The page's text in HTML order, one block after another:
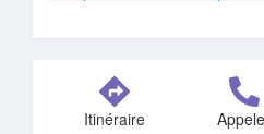
Itinéraire